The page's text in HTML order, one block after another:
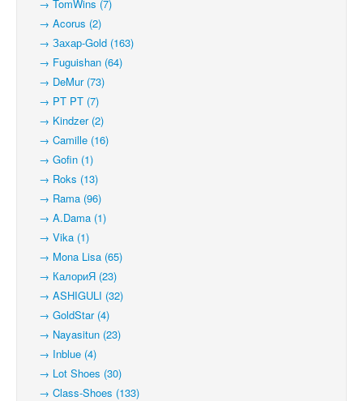
→ TomWins (7)
→ Acorus (2)
→ Захар-Gold (163)
→ Fuguishan (64)
→ DeMur (73)
→ PT PT (7)
→ Kindzer (2)
→ Camille (16)
→ Gofin (1)
→ Roks (13)
→ Rama (96)
→ A.Dama (1)
→ Vika (1)
→ Mona Lisa (65)
→ КалориЯ (23)
→ ASHIGULI (32)
→ GoldStar (4)
→ Nayasitun (23)
→ Inblue (4)
→ Lot Shoes (30)
→ Class-Shoes (133)